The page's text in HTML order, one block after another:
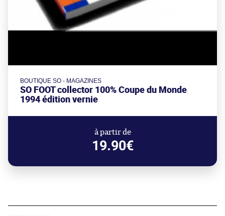
BOUTIQUE SO - MAGAZINES
SO FOOT collector 100% Coupe du Monde
1994 édition vernie
à partir de
19.90€